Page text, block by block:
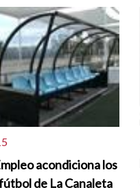
acondiciona los
de La Canaleta